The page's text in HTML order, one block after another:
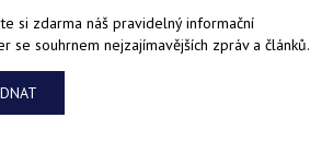
si zdarma náš pravidelný informační
se souhrnem nejzajímavějších zpráv a článků.